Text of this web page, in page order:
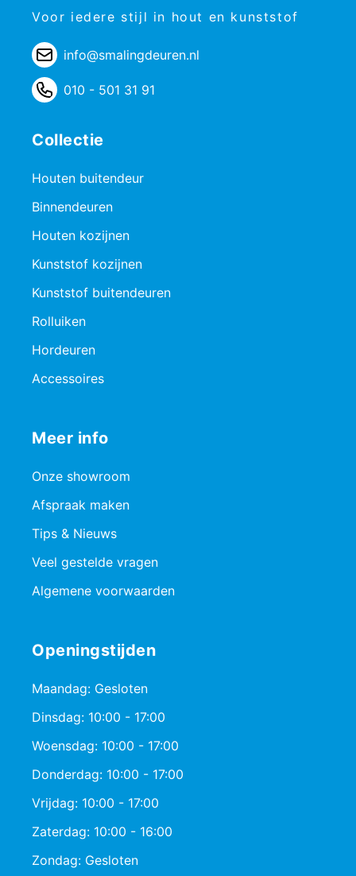
Voor iedere stijl in hout en kunststof
info@smalingdeuren.nl
010 - 501 31 91
Collectie
Houten buitendeur
Binnendeuren
Houten kozijnen
Kunststof kozijnen
Kunststof buitendeuren
Rolluiken
Hordeuren
Accessoires
Meer info
Onze showroom
Afspraak maken
Tips & Nieuws
Veel gestelde vragen
Algemene voorwaarden
Openingstijden
Maandag: Gesloten
Dinsdag: 10:00 - 17:00
Woensdag: 10:00 - 17:00
Donderdag: 10:00 - 17:00
Vrijdag: 10:00 - 17:00
Zaterdag: 10:00 - 16:00
Zondag: Gesloten